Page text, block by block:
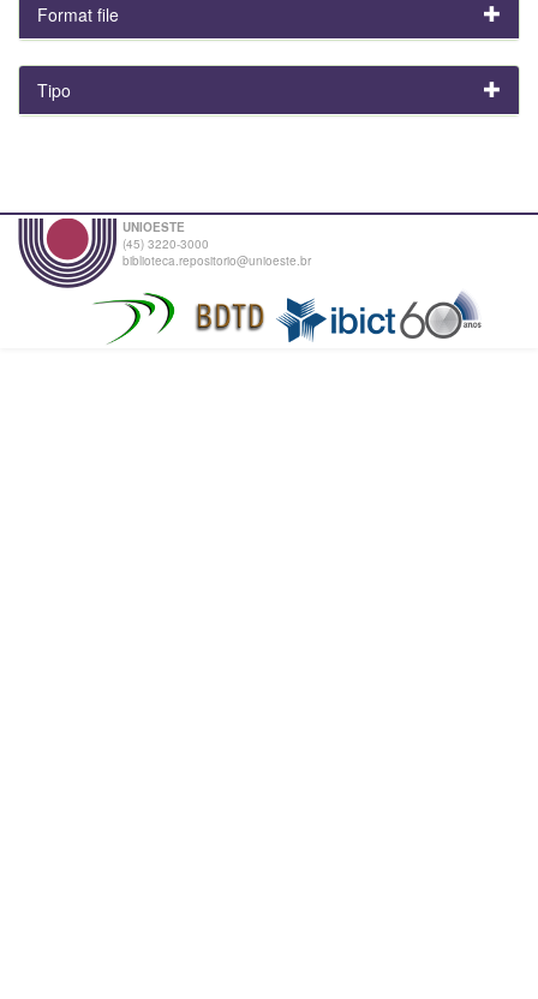
Format file
Tipo
UNIOESTE
(45) 3220-3000
biblioteca.repositorio@unioeste.br